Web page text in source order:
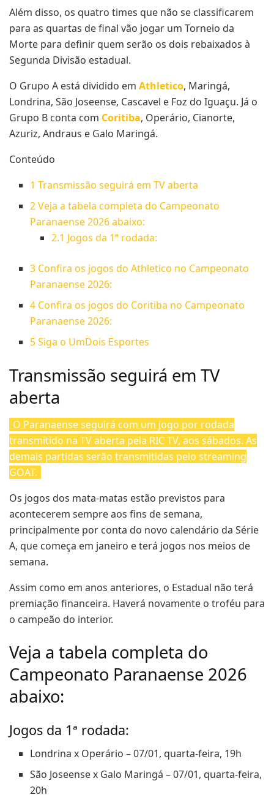
Além disso, os quatro times que não se classificarem
para as quartas de final vão jogar um Torneio da
Morte para definir quem serão os dois rebaixados à
Segunda Divisão estadual.
O Grupo A está dividido em Athletico, Maringá,
Londrina, São Joseense, Cascavel e Foz do Iguaçu. Já o
Grupo B conta com Coritiba, Operário, Cianorte,
Azuriz, Andraus e Galo Maringá.
Conteúdo
1 Transmissão seguirá em TV aberta
2Veja a tabela completa do Campeonato
Paranaense 2026 abaixo:
2.1 Jogos da 1ª rodada:
3 Confira os jogos do Athletico no Campeonato
Paranaense 2026:
4 Confira os jogos do Coritiba no Campeonato
Paranaense 2026:
5Siga o UmDois Esportes
Transmissão seguirá em TV
aberta
O Paranaense seguirá com um jogo por rodada
transmitido na TV aberta pela RIC TV, aos sábados. As
demais partidas serão transmitidas pelo streaming
GOAT.
Os jogos dos mata-matas estão previstos para
acontecerem sempre aos fins de semana,
principalmente por conta do novo calendário da Série
A, que começa em janeiro e terá jogos nos meios de
semana.
Assim como em anos anteriores, o Estadual não terá
premiação financeira. Haverá novamente o troféu para
o campeão do interior.
Veja a tabela completa do
Campeonato Paranaense 2026
abaixo:
Jogos da 1ª rodada:
Londrina x Operário – 07/01, quarta-feira, 19h
São Joseense x Galo Maringá – 07/01, quarta-feira,
20h